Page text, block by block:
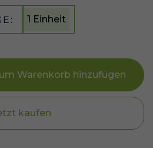
1 Einheit
Warenkorb hinzufügen
kaufen